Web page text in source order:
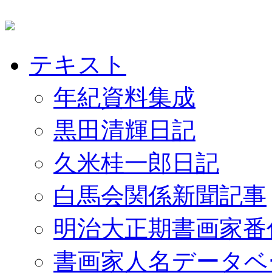
テキスト
年紀資料集成
黒田清輝日記
久米桂一郎日記
白馬会関係新聞記事
明治大正期書画家
書画家人名データ